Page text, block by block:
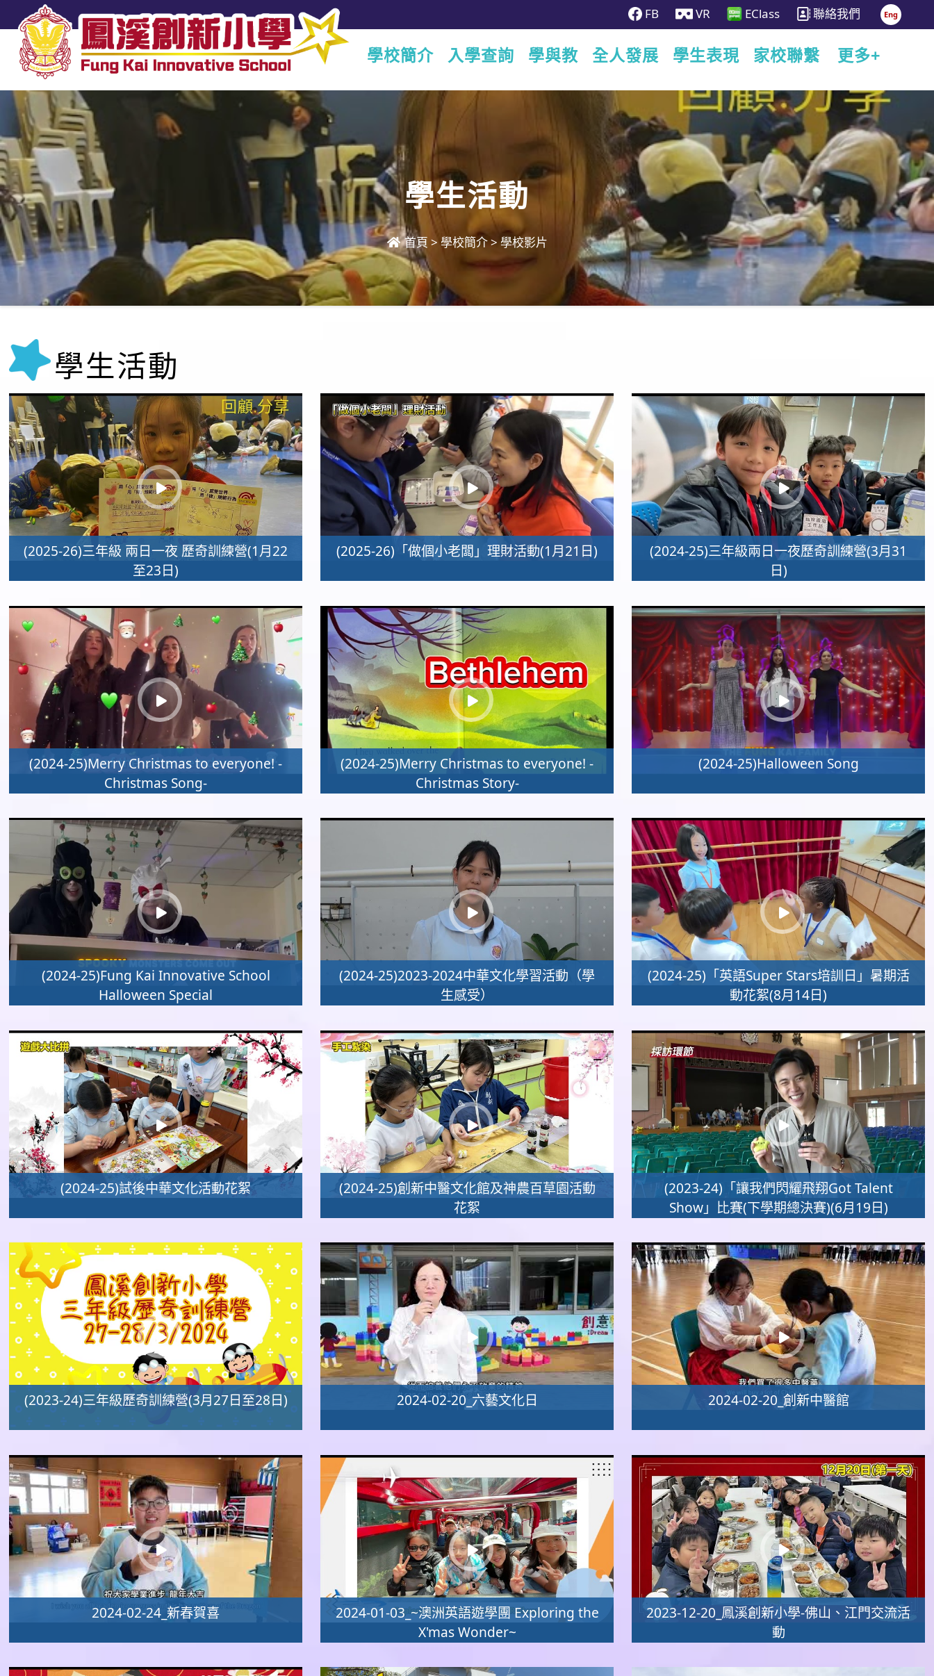
FB VR EClass 聯絡我們 Eng
學校簡介 入學查詢 學與教 全人發展 學生表現 家校聯繫 更多+
學生活動
首頁 > 學校簡介>學校影片
學生活動
(2025-26)三年級 兩日一夜 歷奇訓練營(1月22
至23日)
(2025-26)「做個小老闆」理財活動(1月21日)
(2024-25)三年級兩日一夜歷奇訓練營(3月31
日)
(2024-25)Merry Christmas to everyone! -
Christmas Song-
(2024-25)Merry Christmas to everyone! -
Christmas Story-
(2024-25)Halloween Song
(2024-25)Fung Kai Innovative School
Halloween Special
(2024-25)2023-2024中華文化學習活動（學
生感受）
(2024-25)「英語Super Stars培訓日」暑期活
動花絮(8月14日)
(2024-25)試後中華文化活動花絮
(2024-25)創新中醫文化館及神農百草園活動
花絮
(2023-24)「讓我們閃耀飛翔Got Talent
Show」比賽(下學期總決賽)(6月19日)
(2023-24)三年級歷奇訓練營(3月27日至28日) 2024-02-20_六藝文化日 2024-02-20_創新中醫館
2024-02-24_新春賀喜
2024-01-03_~澳洲英語遊學團 Exploring the
X'mas Wonder~
2023-12-20_鳳溪創新小學-佛山、江門交流活
動